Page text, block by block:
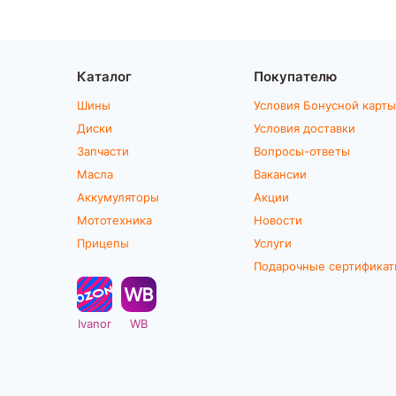
Каталог
Шины
Диски
Запчасти
Масла
Аккумуляторы
Мототехника
Прицепы
Ivanor WB
Покупателю
Условия Бонусной карты
Условия доставки
Вопросы-ответы
Вакансии
Акции
Новости
Услуги
Подарочные